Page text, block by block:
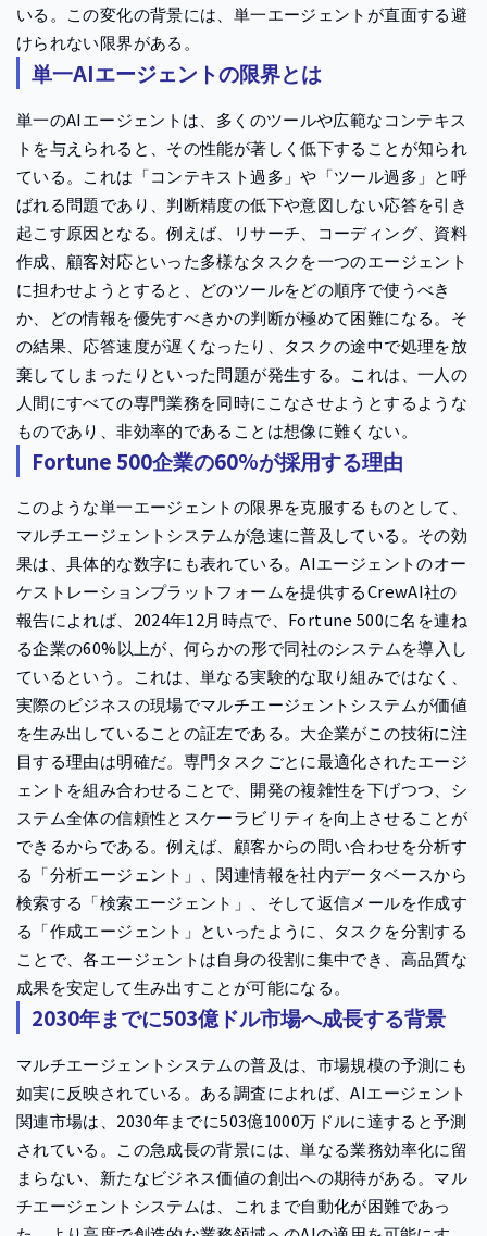
いる。この変化の背景には、単一エージェントが直面する避
けられない限界がある。
単一AIエージェントの限界とは
単一のAIエージェントは、多くのツールや広範なコンテキス
トを与えられると、その性能が著しく低下することが知られ
ている。これは「コンテキスト過多」や「ツール過多」と呼
ばれる問題であり、判断精度の低下や意図しない応答を引き
起こす原因となる。例えば、リサーチ、コーディング、資料
作成、顧客対応といった多様なタスクを一つのエージェント
に担わせようとすると、どのツールをどの順序で使うべき
か、どの情報を優先すべきかの判断が極めて困難になる。そ
の結果、応答速度が遅くなったり、タスクの途中で処理を放
棄してしまったりといった問題が発生する。これは、一人の
人間にすべての専門業務を同時にこなさせようとするような
ものであり、非効率的であることは想像に難くない。
Fortune 500企業の60%が採用する理由
このような単一エージェントの限界を克服するものとして、
マルチエージェントシステムが急速に普及している。その効
果は、具体的な数字にも表れている。AIエージェントのオー
ケストレーションプラットフォームを提供するCrewAI社の
報告によれば、2024年12月時点で、Fortune 500に名を連ね
る企業の60%以上が、何らかの形で同社のシステムを導入し
ているという。これは、単なる実験的な取り組みではなく、
実際のビジネスの現場でマルチエージェントシステムが価値
を生み出していることの証左である。大企業がこの技術に注
目する理由は明確だ。専門タスクごとに最適化されたエージ
ェントを組み合わせることで、開発の複雑性を下げつつ、シ
ステム全体の信頼性とスケーラビリティを向上させることが
できるからである。例えば、顧客からの問い合わせを分析す
る「分析エージェント」、関連情報を社内データベースから
検索する「検索エージェント」、そして返信メールを作成す
る「作成エージェント」といったように、タスクを分割する
ことで、各エージェントは自身の役割に集中でき、高品質な
成果を安定して生み出すことが可能になる。
2030年までに503億ドル市場へ成長する背景
マルチエージェントシステムの普及は、市場規模の予測にも
如実に反映されている。ある調査によれば、AIエージェント
関連市場は、2030年までに503億1000万ドルに達すると予測
されている。この急成長の背景には、単なる業務効率化に留
まらない、新たなビジネス価値の創出への期待がある。マル
チエージェントシステムは、これまで自動化が困難であっ